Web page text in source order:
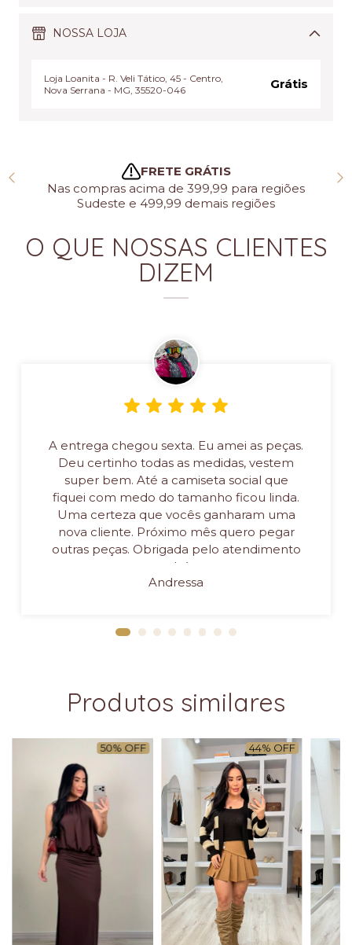
NOSSA LOJA
Loja Loanita - R. Veli Tático, 45 - Centro,
Nova Serrana - MG, 35520-046
Grátis
FRETE GRÁTIS
Nas compras acima de 399,99 para regiões
Sudeste e 499,99 demais regiões
O QUE NOSSAS CLIENTES
DIZEM
A entrega chegou sexta. Eu amei as peças.
Deu certinho todas as medidas, vestem
super bem. Até a camiseta social que
fiquei com medo do tamanho ficou linda.
Uma certeza que vocês ganharam uma
nova cliente. Próximo mês quero pegar
outras peças. Obrigada pelo atendimento
também
Andressa
Produtos similares
50% OFF 44% OFF